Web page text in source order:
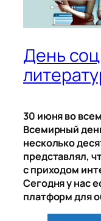
День
30 июня во
Всемирный
несколько
представлял,
с приходом
Сегодня у нас
платформ для